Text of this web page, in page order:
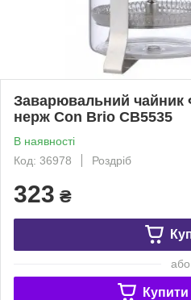
Заварювальний чайник
нерж Con Brio CB5535
В наявності
Код: 36978
Роздріб
323 ₴
або
Купити